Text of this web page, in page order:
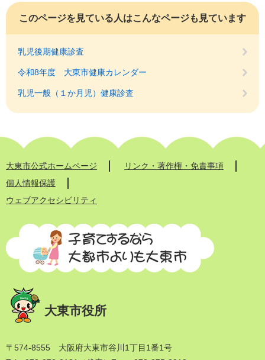
このページを見ている人はこんなページも見ています
乳児後期健康診査
令和8年度 大東市健康カレンダー
乳児一般（１か月児）健康診査
大東市公式ホームページ
リンク・著作権・免責事項
個人情報保護
ウェブアクセシビリティ
大東市役所
〒574-8555 大阪府大東市谷川1丁目1番1号